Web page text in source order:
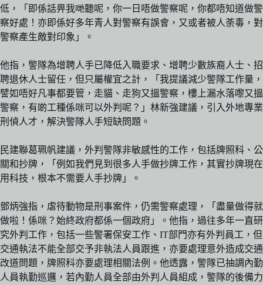
低，「即係話畀我哋聽呢，你一日唔做警察呢，你都唔知道做警
察好處！亦即係好多年青人對警察有誤會，又或者被人荼毒，對
警察產生敵對印象」。
他指，警隊為增聘人手已降低入職要求、增聘少數族裔人士、招
聘退休人士留任，但只屬權宜之計，「我提議減少警隊工作量，
譬如唔好凡事都要管，走貓、走狗又搵警察，樓上漏水落嚟又搵
警察，有啲工種係咪可以外判呢？」林新強建議，引入外地專業
刑偵人才，解決警隊人手短缺問題。
民建聯葛珮帆建議，外判警隊非敏感性的工作，包括牌照科、公
關和抄牌，「例如我們見到很多人手做抄牌工作，其實抄牌現在
用科技，根本不需要人手抄牌」。
鄧炳強指，虐待動物是刑事案件，仍需警察處理，「盡量做得就
做啦！係咪？始終政府都係一個政府」。他指，過往多年一直研
究外判工作，包括一些警署保安工作、IT部門亦有外判員工，但
交通執法不能全部交予非執法人員跟進，亦要處理意外造成交通
改道問題，牌照科亦要處理相關法例。他透露，警隊已抽調內勤
人員執勤巡邏，若內勤人員全部由外判人員組成，警隊的後備力